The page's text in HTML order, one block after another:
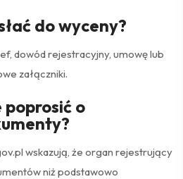
do wyceny?
dowód rejestracyjny, umowę lub
załączniki.
poprosić o
wskazują, że organ rejestrujący
niż podstawowo